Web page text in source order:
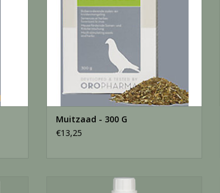
Muitzaad - 300 G
€13,25
Herbolan - 1 Liter